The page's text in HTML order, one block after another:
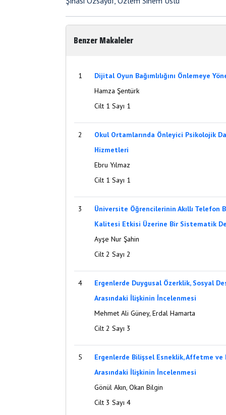
Benzer Makaleler
1
Dijital Oyun Bağımlılığını Önlemeye
Hamza Şentürk
Cilt 1 Sayı 1
2
Okul Ortamlarında Önleyici Psikolojik
Hizmetleri
Ebru Yılmaz
Cilt 1 Sayı 1
3
Üniversite Öğrencilerinin Akıllı Telefon
Kalitesi Etkisi Üzerine Bir Sistematik
Ayşe Nur Şahin
Cilt 2 Sayı 2
4
Ergenlerde Duygusal Özerklik, Sosyal
Arasındaki İlişkinin İncelenmesi
Mehmet Ali Güney, Erdal Hamarta
Cilt 2 Sayı 3
5
Ergenlerde Bilişsel Esneklik, Affetme
Arasındaki İlişkinin İncelenmesi
Gönül Akın, Okan Bilgin
Cilt 3 Sayı 4